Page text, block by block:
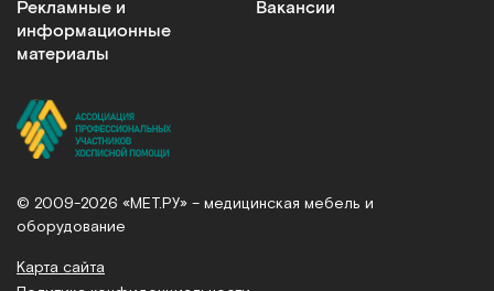
Рекламные и
информационные
материалы
Вакансии
© 2009-2026 «МЕТ.РУ» – медицинская мебель и
оборудование
Карта сайта